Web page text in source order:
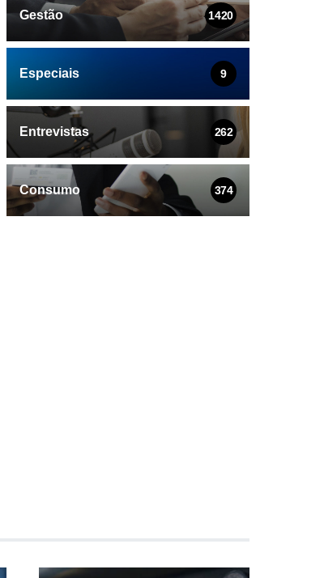
Gestão 1420
Especiais 9
Entrevistas 262
Consumo 374